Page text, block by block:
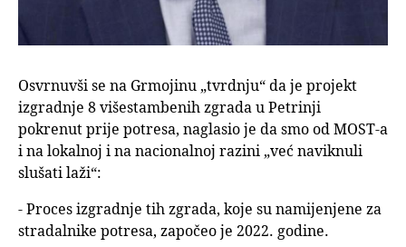
Osvrnuvši se na Grmojinu „tvrdnju“ da je projekt
izgradnje 8 višestambenih zgrada u Petrinji
pokrenut prije potresa, naglasio je da smo od MOST-a
i na lokalnoj i na nacionalnoj razini „već naviknuli
slušati laži“:
- Proces izgradnje tih zgrada, koje su namijenjene za
stradalnike potresa, započeo je 2022. godine.